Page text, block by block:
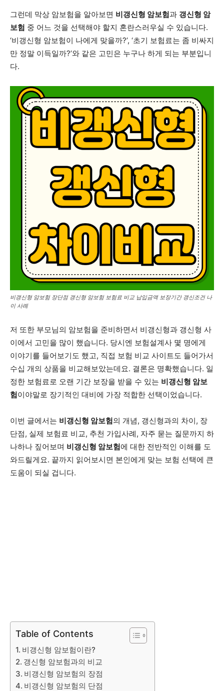
그런데 막상 암보험을 알아보면 비갱신형 암보험과 갱신형 암
보험 중 어느 것을 선택해야 할지 혼란스러우실 수 있습니다.
‘비갱신형 암보험이 나에게 맞을까?’, ‘초기 보험료는 좀 비싸지
만 정말 이득일까?’와 같은 고민은 누구나 하게 되는 부분입니
다.
비갱신형 암보험 장단점 갱신형 암보험 보험료 비교 납입금액 보장기간 갱신조건 나
이 사례
저 또한 부모님의 암보험을 준비하면서 비갱신형과 갱신형 사
이에서 고민을 많이 했습니다. 당시엔 보험설계사 몇 명에게
이야기를 들어보기도 했고, 직접 보험 비교 사이트도 들어가서
수십 개의 상품을 비교해보았는데요. 결론은 명확했습니다. 일
정한 보험료로 오랜 기간 보장을 받을 수 있는 비갱신형 암보
험이야말로 장기적인 대비에 가장 적합한 선택이었습니다.
이번 글에서는 비갱신형 암보험의 개념, 갱신형과의 차이, 장
단점, 실제 보험료 비교, 추천 가입사례, 자주 묻는 질문까지 하
나하나 짚어보며 비갱신형 암보험에 대한 전반적인 이해를 도
와드릴게요. 끝까지 읽어보시면 본인에게 맞는 보험 선택에 큰
도움이 되실 겁니다.
Table of Contents
비갱신형 암보험이란?
갱신형 암보험과의 비교
비갱신형 암보험의 장점
비갱신형 암보험의 단점